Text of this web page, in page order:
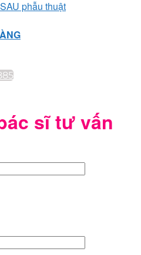
phẫu thuật
sĩ tư vấn